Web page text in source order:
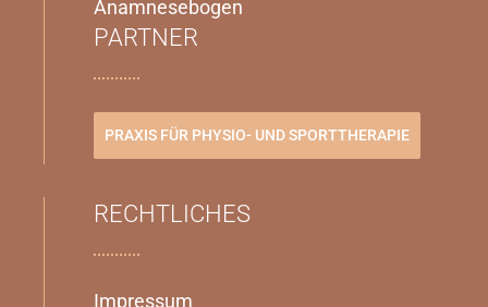
Anamnesebogen
PARTNER
PRAXIS FÜR PHYSIO- UND SPORTTHERAPIE
RECHTLICHES
Impressum